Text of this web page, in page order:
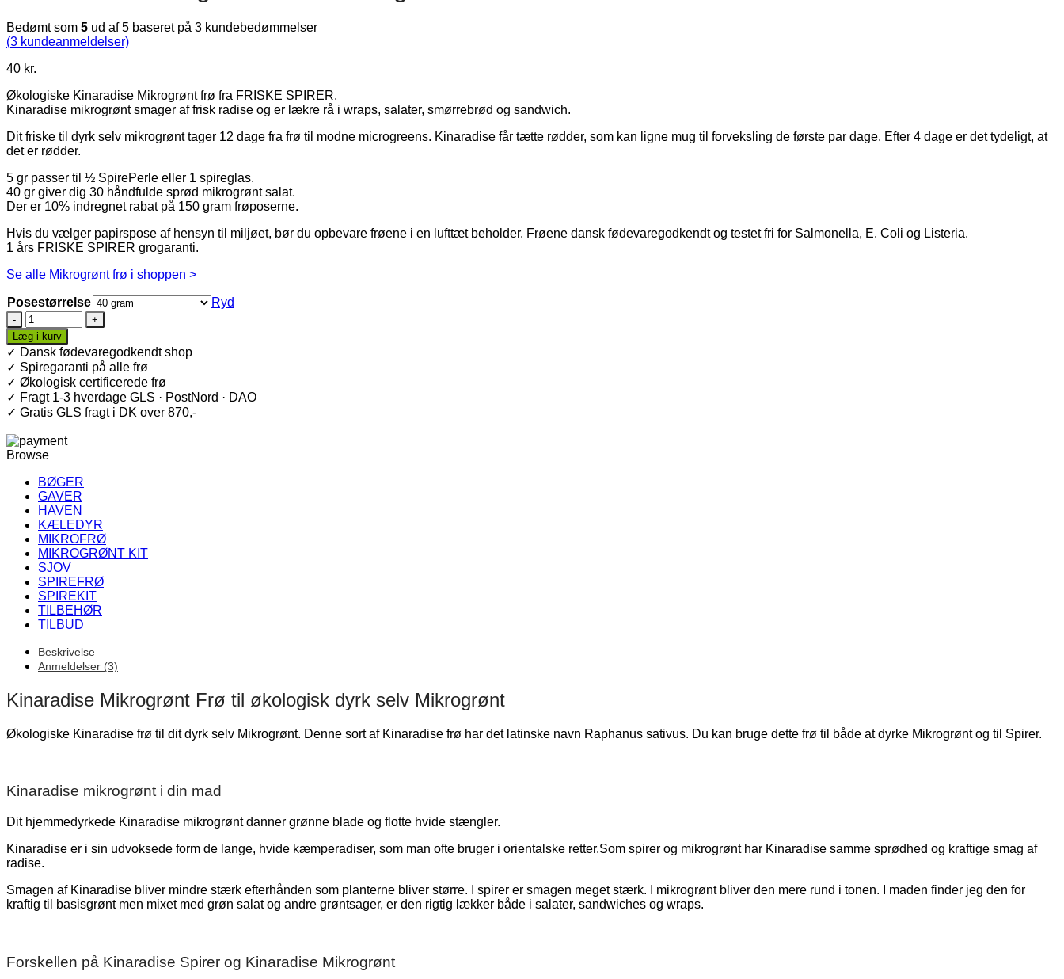
Bedømt som 5 ud af 5 baseret på 3 kundebedømmelser
(3 kundeanmeldelser)
40 kr.
Økologiske Kinaradise Mikrogrønt frø fra FRISKE SPIRER.
Kinaradise mikrogrønt smager af frisk radise og er lækre rå i wraps, salater, smørrebrød og sandwich.
Dit friske til dyrk selv mikrogrønt tager 12 dage fra frø til modne microgreens. Kinaradise får tætte rødder, som kan ligne mug til forveksling de første par dage. Efter 4 dage er det tydeligt, at
det er rødder.
5 gr passer til ½ SpirePerle eller 1 spireglas.
40 gr giver dig 30 håndfulde sprød mikrogrønt salat.
Der er 10% indregnet rabat på 150 gram frøposerne.
Hvis du vælger papirspose af hensyn til miljøet, bør du opbevare frøene i en lufttæt beholder. Frøene dansk fødevaregodkendt og testet fri for Salmonella, E. Coli og Listeria.
1 års FRISKE SPIRER grogaranti.
Se alle Mikrogrønt frø i shoppen >
Posestørrelse
Ryd
Kinaradise
Mikrogrønt
Frø
·
Økologiske
antal
Læg i kurv
✓ Dansk fødevaregodkendt shop
✓ Spiregaranti på alle frø
✓ Økologisk certificerede frø
✓ Fragt 1-3 hverdage GLS · PostNord · DAO
✓ Gratis GLS fragt i DK over 870,-
Browse
BØGER
GAVER
HAVEN
KÆLEDYR
MIKROFRØ
MIKROGRØNT KIT
SJOV
SPIREFRØ
SPIREKIT
TILBEHØR
TILBUD
Beskrivelse
Anmeldelser (3)
Kinaradise Mikrogrønt Frø til økologisk dyrk selv Mikrogrønt
Økologiske Kinaradise frø til dit dyrk selv Mikrogrønt. Denne sort af Kinaradise frø har det latinske navn Raphanus sativus. Du kan bruge dette frø til både at dyrke Mikrogrønt og til Spirer.
Kinaradise mikrogrønt i din mad
Dit hjemmedyrkede Kinaradise mikrogrønt danner grønne blade og flotte hvide stængler.
Kinaradise er i sin udvoksede form de lange, hvide kæmperadiser, som man ofte bruger i orientalske retter.Som spirer og mikrogrønt har Kinaradise samme sprødhed og kraftige smag af
radise.
Smagen af Kinaradise bliver mindre stærk efterhånden som planterne bliver større. I spirer er smagen meget stærk. I mikrogrønt bliver den mere rund i tonen. I maden finder jeg den for
kraftig til basisgrønt men mixet med grøn salat og andre grøntsager, er den rigtig lækker både i salater, sandwiches og wraps.
Forskellen på Kinaradise Spirer og Kinaradise Mikrogrønt